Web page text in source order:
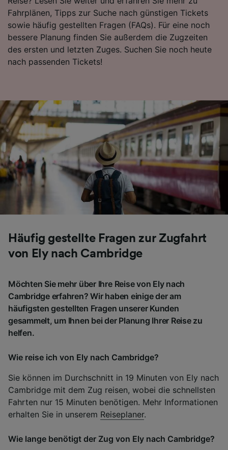
Fahrplänen, Tipps zur Suche nach günstigen Tickets
sowie häufig gestellten Fragen (FAQs). Für eine noch
bessere Planung finden Sie außerdem die Zugzeiten
des ersten und letzten Zuges. Suchen Sie noch heute
nach passenden Tickets!
Häufig gestellte Fragen zur Zugfahrt
von Ely nach Cambridge
Möchten Sie mehr über Ihre Reise von Ely nach
Cambridge erfahren? Wir haben einige der am
häufigsten gestellten Fragen unserer Kunden
gesammelt, um Ihnen bei der Planung Ihrer Reise zu
helfen.
Wie reise ich von Ely nach Cambridge?
Sie können im Durchschnitt in 19 Minuten von Ely nach
Cambridge mit dem Zug reisen, wobei die schnellsten
Fahrten nur 15 Minuten benötigen. Mehr Informationen
erhalten Sie in unserem Reiseplaner.
Wie lange benötigt der Zug von Ely nach Cambridge?